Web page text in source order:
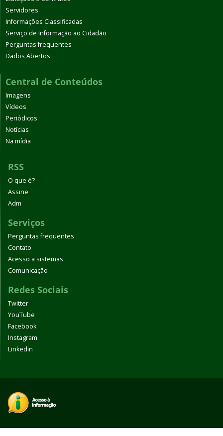
Servidores
Informações Classificadas
Serviço de Informação ao Cidadão
Perguntas frequentes
Dados Abertos
Central de Conteúdos
Imagens
Vídeos
Periódicos
Notícias
Na mídia
RSS
O que é?
Assine
Adm
Serviços
Perguntas frequentes
Contato
Acesso a sistemas
Comunicação
Redes Sociais
Twitter
YouTube
Facebook
Instagram
Linkedin